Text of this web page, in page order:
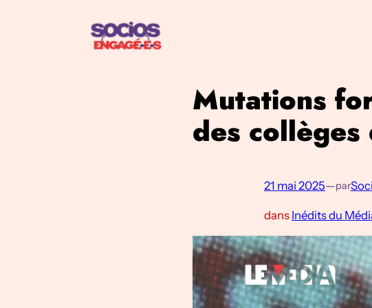
Mutations
des
21 mai 2025—par
dans Inédits du